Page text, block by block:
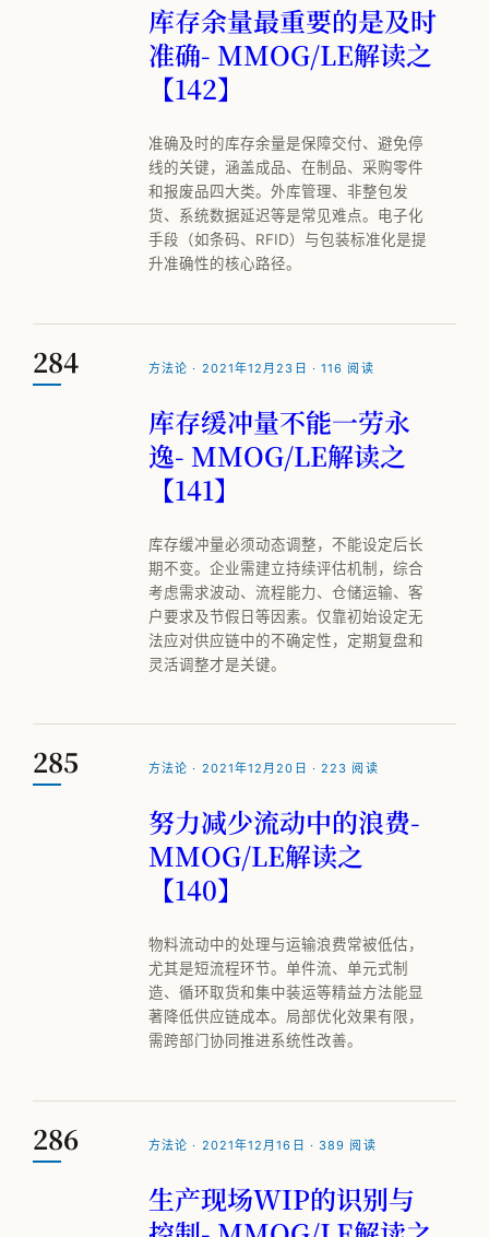
库存余量最重要的是及时
准确- MMOG/LE解读之
【142】
准确及时的库存余量是保障交付、避免停
线的关键，涵盖成品、在制品、采购零件
和报废品四大类。外库管理、非整包发
货、系统数据延迟等是常见难点。电子化
手段（如条码、RFID）与包装标准化是提
升准确性的核心路径。
284 方法论 · 2021年12月23日 · 116 阅读
库存缓冲量不能一劳永
逸- MMOG/LE解读之
【141】
库存缓冲量必须动态调整，不能设定后长
期不变。企业需建立持续评估机制，综合
考虑需求波动、流程能力、仓储运输、客
户要求及节假日等因素。仅靠初始设定无
法应对供应链中的不确定性，定期复盘和
灵活调整才是关键。
285 方法论 · 2021年12月20日 · 223 阅读
努力减少流动中的浪费-
MMOG/LE解读之
【140】
物料流动中的处理与运输浪费常被低估，
尤其是短流程环节。单件流、单元式制
造、循环取货和集中装运等精益方法能显
著降低供应链成本。局部优化效果有限，
需跨部门协同推进系统性改善。
286 方法论 · 2021年12月16日 · 389 阅读
生产现场WIP的识别与